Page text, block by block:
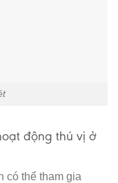
động thú vị ở
có thể tham gia